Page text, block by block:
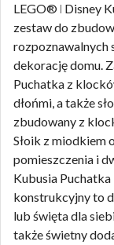
LEGO® ǀ Disney
zestaw do
rozpoznawalnych
dekorację domu.
Puchatka z
dłońmi, a także
zbudowany z
Słoik z miodkiem
pomieszczenia i
Kubusia Puchatka
konstrukcyjny to
lub święta dla
także świetny